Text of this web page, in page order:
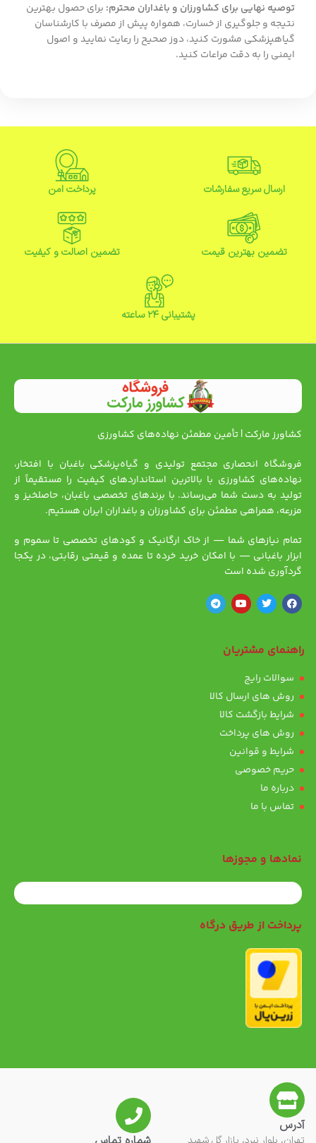
توصیه نهایی برای کشاورزان و باغداران محترم: برای حصول بهترین
نتیجه و جلوگیری از خسارت، همواره پیش از مصرف با کارشناسان
گیاهپزشکی مشورت کنید، دوز صحیح را رعایت نمایید و اصول
ایمنی را به دقت مراعات کنید.
ارسال سریع سفارشات پرداخت امن
تضمین بهترین قیمت تضمین اصالت و کیفیت
پشتیبانی ۲۴ ساعته
کشاورز مارکت | تأمین مطمئن نهاده‌های کشاورزی
فروشگاه انحصاری مجتمع تولیدی و گیاه‌پزشکی باغبان با افتخار،
نهاده‌های کشاورزی با بالاترین استانداردهای کیفیت را مستقیماً از
تولید به دست شما می‌رساند. با برندهای تخصصی باغبان، حاصلخیز و
مزرعه، همراهی مطمئن برای کشاورزان و باغداران ایران هستیم.
تمام نیازهای شما — از خاک ارگانیک و کودهای تخصصی تا سموم و
ابزار باغبانی — با امکان خرید خرده تا عمده و قیمتی رقابتی، در یکجا
گردآوری شده است
راهنمای مشتریان
سوالات رایج
روش های ارسال کالا
شرایط بازگشت کالا
روش های پرداخت
شرایط و قوانین
حریم خصوصی
درباره ما
تماس با ما
نمادها و مجوزها
پرداخت از طریق درگاه
آدرس